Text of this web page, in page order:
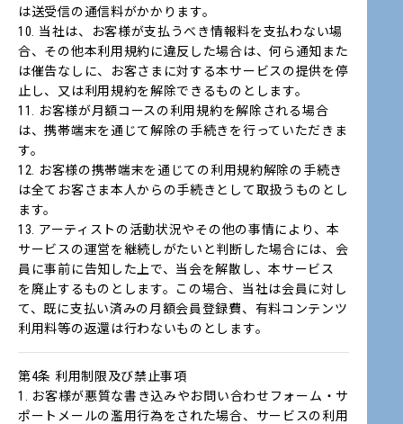
は送受信の通信料がかかります。
10. 当社は、お客様が支払うべき情報料を支払わない場
合、その他本利用規約に違反した場合は、何ら通知また
は催告なしに、お客さまに対する本サービスの提供を停
止し、又は利用規約を解除できるものとします。
11. お客様が月額コースの利用規約を解除される場合
は、携帯端末を通じて解除の手続きを行っていただきま
す。
12. お客様の携帯端末を通じての利用規約解除の手続き
は全てお客さま本人からの手続きとして取扱うものとし
ます。
13. アーティストの活動状況やその他の事情により、本
サービスの運営を継続しがたいと判断した場合には、会
員に事前に告知した上で、当会を解散し、本サービス
を廃止するものとします。この場合、当社は会員に対し
て、既に支払い済みの月額会員登録費、有料コンテンツ
利用料等の返還は行わないものとします。
第4条 利用制限及び禁止事項
1. お客様が悪質な書き込みやお問い合わせフォーム・サ
ポートメールの濫用行為をされた場合、サービスの利用